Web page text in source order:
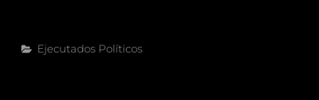
Categorías
Ejecutados Políticos